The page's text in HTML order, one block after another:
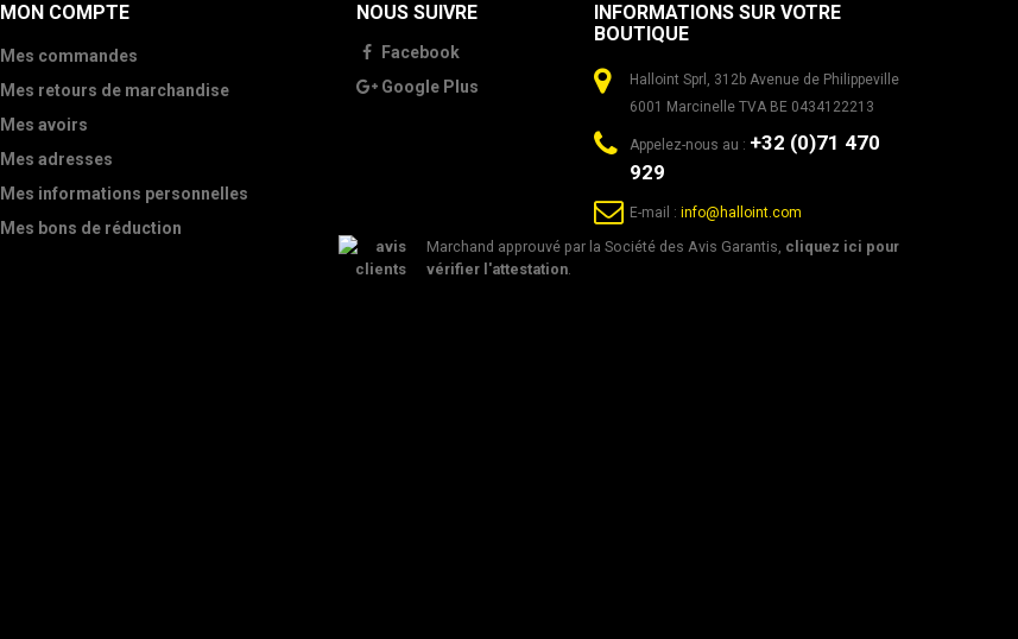
MON COMPTE
Mes commandes
Mes retours de marchandise
Mes avoirs
Mes adresses
Mes informations personnelles
Mes bons de réduction
NOUS SUIVRE
Facebook
Google Plus
INFORMATIONS SUR VOTRE
BOUTIQUE
Halloint Sprl, 312b Avenue de Philippeville
6001 Marcinelle TVA BE 0434122213
Appelez-nous au : +32 (0)71 470
929
E-mail : info@halloint.com
Marchand approuvé par la Société des Avis Garantis, cliquez ici pour
vérifier l'attestation.